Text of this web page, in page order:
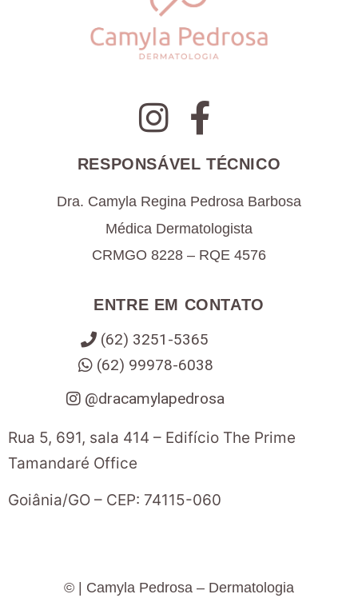
RESPONSÁVEL TÉCNICO
Dra. Camyla Regina Pedrosa Barbosa
Médica Dermatologista
CRMGO 8228 – RQE 4576
ENTRE EM CONTATO
(62) 3251-5365
(62) 99978-6038
@dracamylapedrosa
Rua 5, 691, sala 414 – Edifício The Prime
Tamandaré Office
Goiânia/GO – CEP: 74115-060
© | Camyla Pedrosa – Dermatologia